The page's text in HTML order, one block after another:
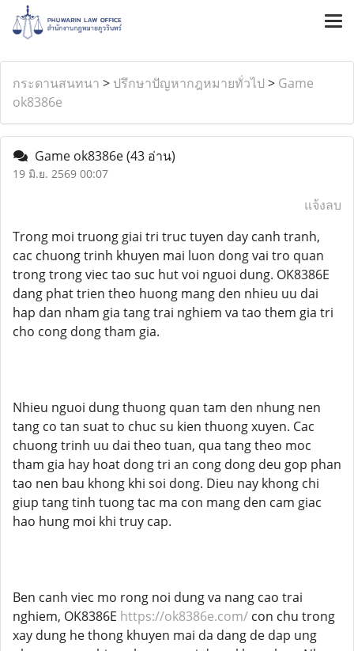
กระดานสนทนา > ปรึกษาปัญหากฎหมายทั่วไป > Game
ok8386e
Game ok8386e(43 อ่าน)
19 มิ.ย. 2569 00:07
แจ้งลบ
Trong moi truong giai tri truc tuyen day canh tranh,
cac chuong trinh khuyen mai luon dong vai tro quan
trong trong viec tao suc hut voi nguoi dung. OK8386E
dang phat trien theo huong mang den nhieu uu dai
hap dan nham gia tang trai nghiem va tao them gia tri
cho cong dong tham gia.
Nhieu nguoi dung thuong quan tam den nhung nen
tang co tan suat to chuc su kien thuong xuyen. Cac
chuong trinh uu dai theo tuan, qua tang theo moc
tham gia hay hoat dong tri an cong dong deu gop phan
tao nen bau khong khi soi dong. Dieu nay khong chi
giup tang tinh tuong tac ma con mang den cam giac
hao hung moi khi truy cap.
Ben canh viec mo rong noi dung va nang cao trai
nghiem, OK8386E https://ok8386e.com/ con chu trong
xay dung he thong khuyen mai da dang de dap ung